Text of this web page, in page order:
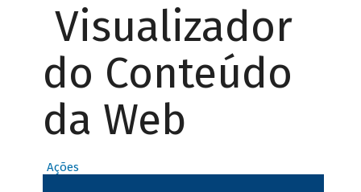
Visualizador
do Conteúdo
da Web
Ações